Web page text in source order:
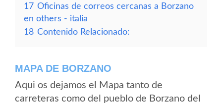
17 Oficinas de correos cercanas a Borzano
en others - italia
18 Contenido Relacionado:
MAPA DE BORZANO
Aqui os dejamos el Mapa tanto de
carreteras como del pueblo de Borzano del